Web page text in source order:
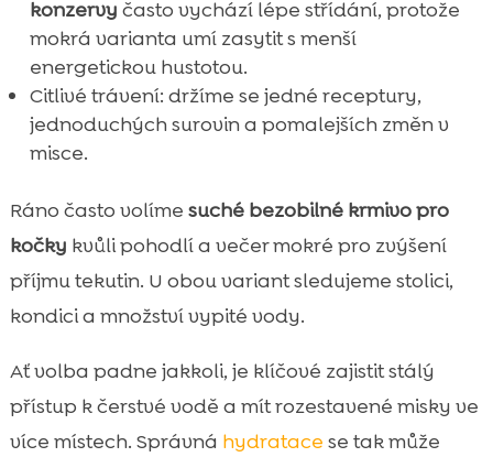
konzervy často vychází lépe střídání, protože
mokrá varianta umí zasytit s menší
energetickou hustotou.
Citlivé trávení: držíme se jedné receptury,
jednoduchých surovin a pomalejších změn v
misce.
Ráno často volíme suché bezobilné krmivo pro
kočky kvůli pohodlí a večer mokré pro zvýšení
příjmu tekutin. U obou variant sledujeme stolici,
kondici a množství vypité vody.
Ať volba padne jakkoli, je klíčové zajistit stálý
přístup k čerstvé vodě a mít rozestavené misky ve
více místech. Správná hydratace se tak může